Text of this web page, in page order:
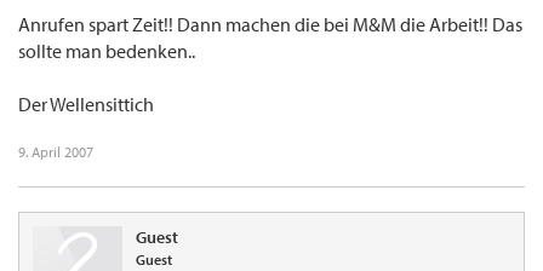
Anrufen spart Zeit!! Dann machen die bei M&M die Arbeit!! Das
sollte man bedenken..
Der Wellensittich
9. April 2007
Guest
Guest